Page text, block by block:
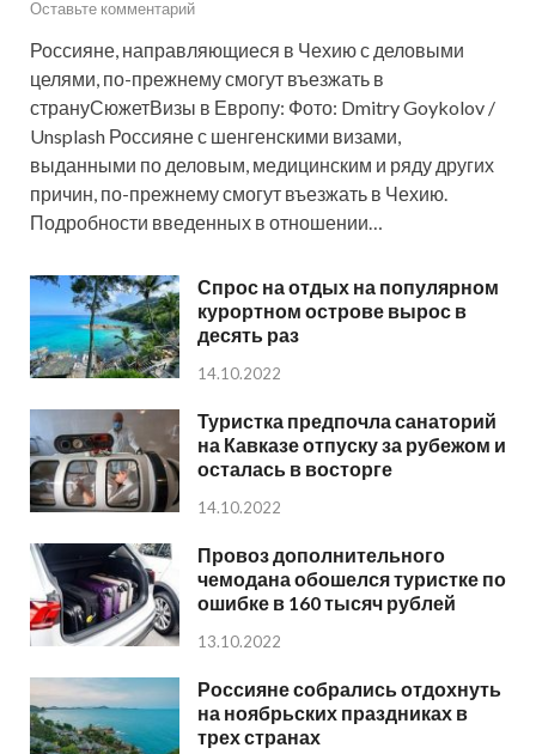
Оставьте комментарий
Россияне, направляющиеся в Чехию с деловыми
целями, по-прежнему смогут въезжать в
странуСюжетВизы в Европу: Фото: Dmitry Goykolov /
Unsplash Россияне с шенгенскими визами,
выданными по деловым, медицинским и ряду других
причин, по-прежнему смогут въезжать в Чехию.
Подробности введенных в отношении…
Спрос на отдых на популярном
курортном острове вырос в
десять раз
14.10.2022
Туристка предпочла санаторий
на Кавказе отпуску за рубежом и
осталась в восторге
14.10.2022
Провоз дополнительного
чемодана обошелся туристке по
ошибке в 160 тысяч рублей
13.10.2022
Россияне собрались отдохнуть
на ноябрьских праздниках в
трех странах